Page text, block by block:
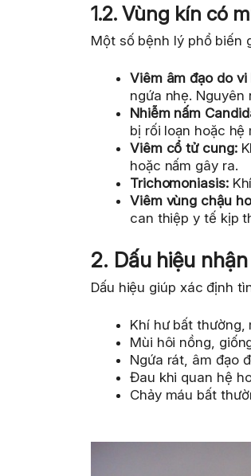
1.2. Vùng kín có
Một số bệnh lý phổ biến
Viêm âm đạo do vi
ngứa nhẹ. Nguyên
Nhiễm nấm
bị rối loạn hoặc hệ
Viêm cổ tử cung:
hoặc nấm gây ra.
Trichomoniasis:
Viêm vùng chậu
can thiệp y tế kịp
2. Dấu hiệu
Dấu hiệu giúp xác định
Khí hư bất thường,
Mùi hôi nồng,
Ngứa rát, âm đạo
Đau khi quan hệ
Chảy máu bất